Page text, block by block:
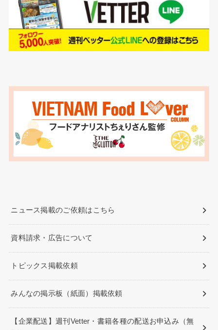
ニュース掲載のご依頼はこちら
資料請求・広告について
トピックス掲載依頼
みんなの掲示板（紙面）掲載依頼
【企業配送】週刊Vetter・書籍各種の配送お申込み（無